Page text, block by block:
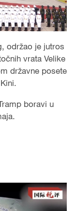
održao je jutros
vrata Velike
državne posete
boravi u